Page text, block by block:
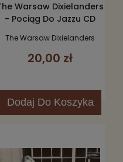
Warsaw Dixielanders
- Pociąg Do Jazzu CD
The Warsaw Dixielanders
20,00 zł
Dodaj Do Koszyka